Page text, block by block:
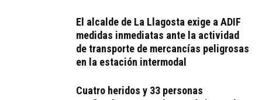
El alcalde de La Llagosta exige a ADIF
medidas inmediatas ante la actividad
de transporte de mercancías peligrosas
en la estación intermodal
Cuatro heridos y 33 personas